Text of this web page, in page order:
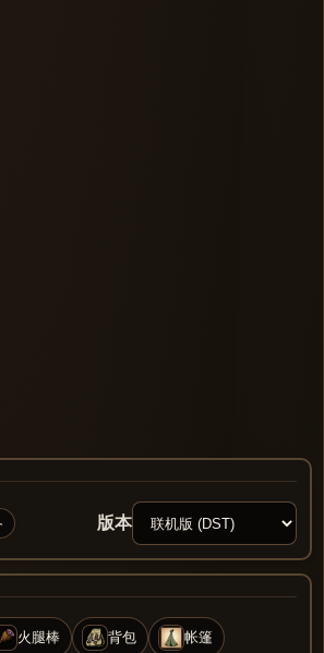
版本
火腿棒 背包 帐篷